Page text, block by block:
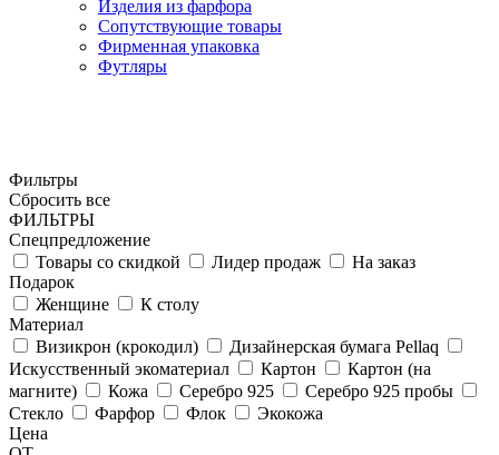
Изделия из фарфора
Сопутствующие товары
Фирменная упаковка
Футляры
Фильтры
Сбросить все
ФИЛЬТРЫ
Спецпредложение
Товары со скидкой
Лидер продаж
На заказ
Подарок
Женщине
К столу
Материал
Визикрон (крокодил)
Дизайнерская бумага Pellaq
Искусственный экоматериал
Картон
Картон (на
магните)
Кожа Серебро 925
Серебро 925 пробы
Стекло
Фарфор Флок
Экокожа
Цена